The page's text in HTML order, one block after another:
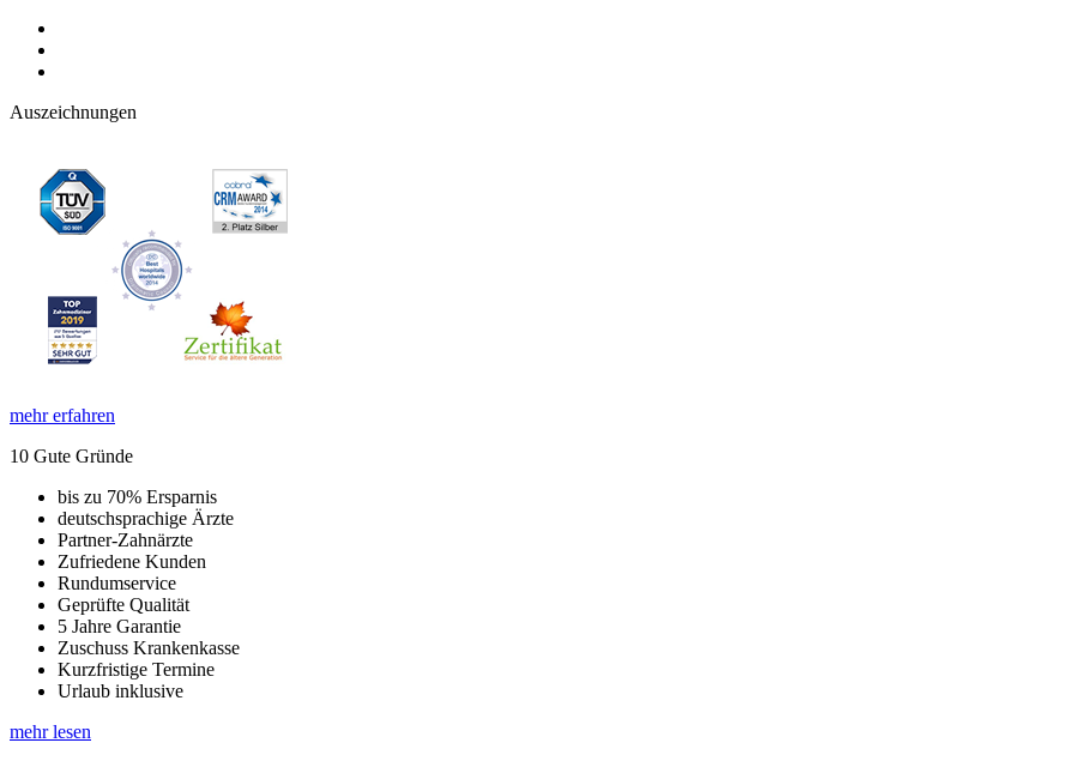
Auszeichnungen
mehr erfahren
10 Gute Gründe
bis zu 70% Ersparnis
deutschsprachige Ärzte
Partner-Zahnärzte
Zufriedene Kunden
Rundumservice
Geprüfte Qualität
5 Jahre Garantie
Zuschuss Krankenkasse
Kurzfristige Termine
Urlaub inklusive
mehr lesen